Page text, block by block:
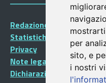
per
sito, e
i nostri
Redazione Portalegiovani
Statistiche
Privacy
Note legali
Dichiarazione di